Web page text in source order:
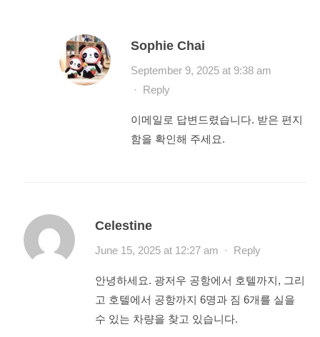
Sophie Chai
September 9, 2025 at 9:38 am
· Reply
이메일로 답변드렸습니다. 받은 편지
함을 확인해 주세요.
Celestine
June 15, 2025 at 12:27 am · Reply
안녕하세요. 광저우 공항에서 호텔까지, 그리
고 호텔에서 공항까지 6명과 짐 6개를 실을
수 있는 차량을 찾고 있습니다.